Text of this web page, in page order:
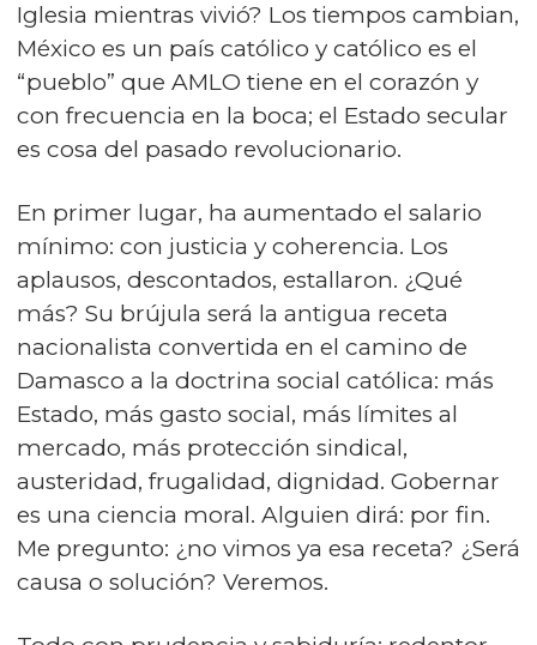
Iglesia mientras vivió? Los tiempos cambian,
México es un país católico y católico es el
“pueblo” que AMLO tiene en el corazón y
con frecuencia en la boca; el Estado secular
es cosa del pasado revolucionario.
En primer lugar, ha aumentado el salario
mínimo: con justicia y coherencia. Los
aplausos, descontados, estallaron. ¿Qué
más? Su brújula será la antigua receta
nacionalista convertida en el camino de
Damasco a la doctrina social católica: más
Estado, más gasto social, más límites al
mercado, más protección sindical,
austeridad, frugalidad, dignidad. Gobernar
es una ciencia moral. Alguien dirá: por fin.
Me pregunto: ¿no vimos ya esa receta? ¿Será
causa o solución? Veremos.